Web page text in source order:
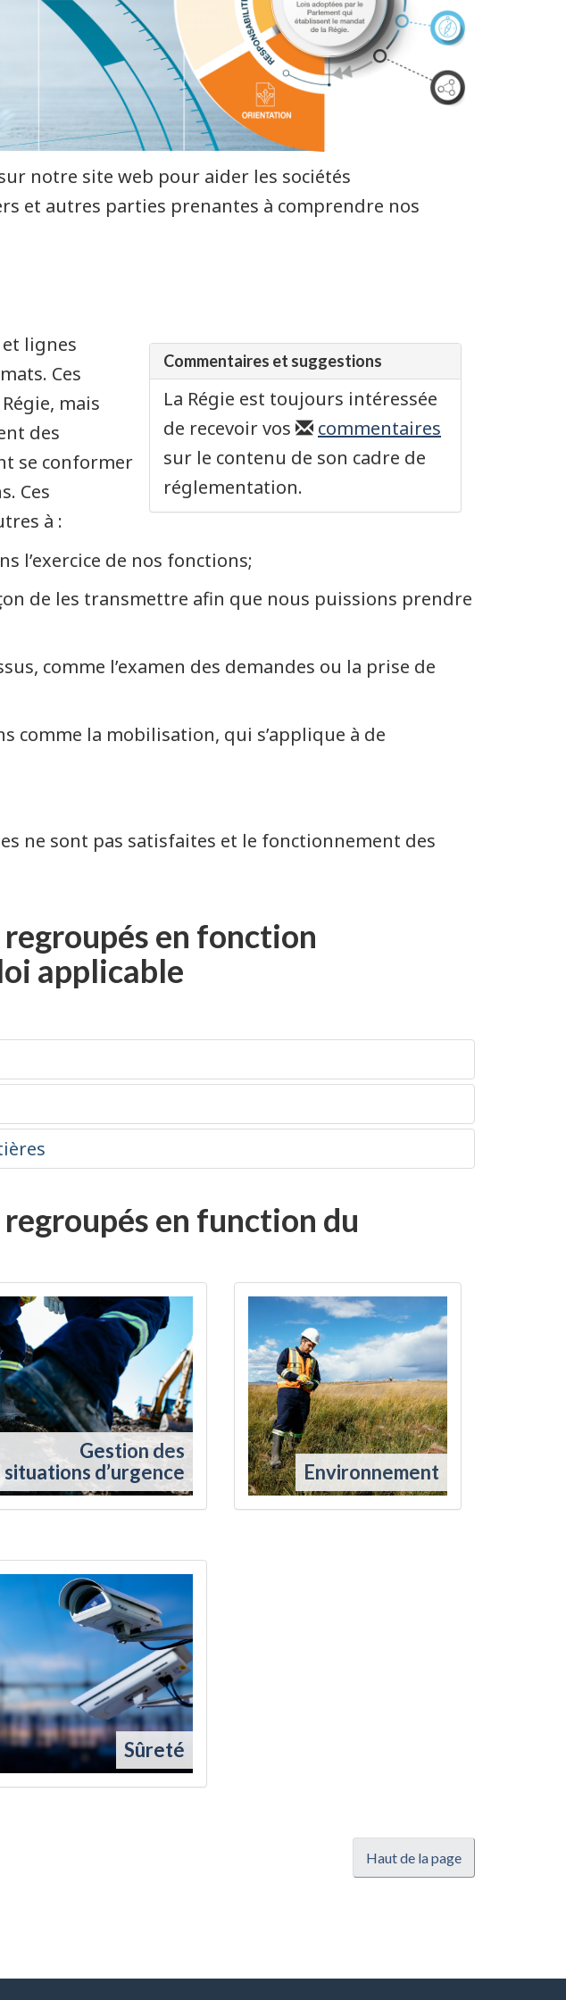
notre site web pour aider les sociétés
et autres parties prenantes à comprendre nos
Commentaires et suggestions
La Régie est toujours intéressée
de recevoir vos
commentaires
sur le contenu de son cadre de
réglementation.
lignes
Ces
mais
des
se conformer
Ces
à :
l’exercice de nos fonctions;
de les transmettre afin que nous puissions prendre
comme l’examen des demandes ou la prise de
comme la mobilisation, qui s’applique à de
ne sont pas satisfaites et le fonctionnement des
en fonction
applicable
en function du
Gestion des
situations d’urgence
Environnement
Sûreté
Haut de la page